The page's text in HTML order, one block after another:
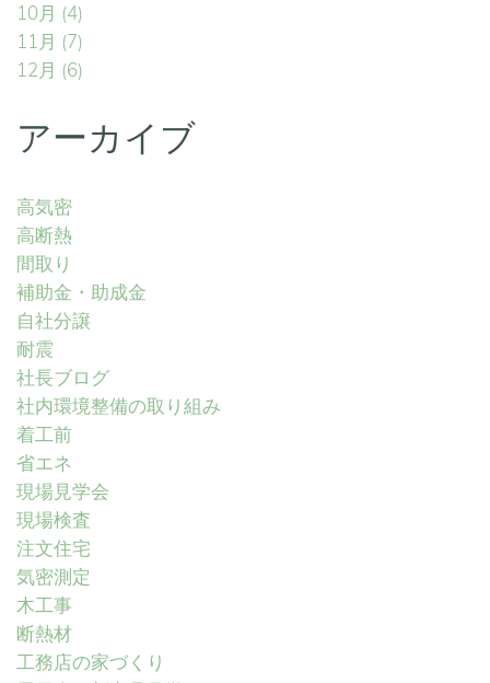
10月 (4)
11月 (7)
12月 (6)
アーカイブ
高気密
高断熱
間取り
補助金・助成金
自社分譲
耐震
社長ブログ
社内環境整備の取り組み
着工前
省エネ
現場見学会
現場検査
注文住宅
気密測定
木工事
断熱材
工務店の家づくり